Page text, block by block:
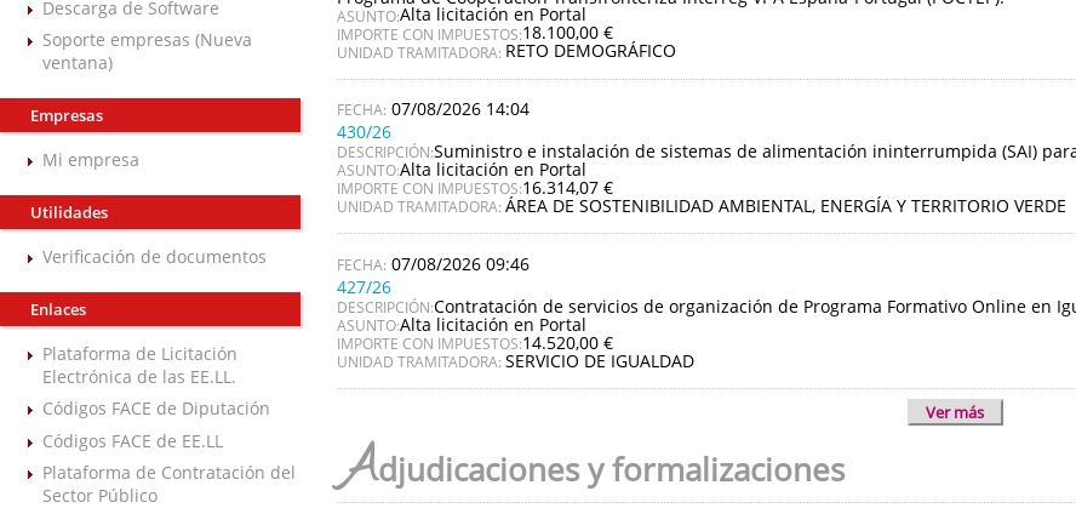
Descarga de Software
Soporte empresas (Nueva
ventana)
Empresas
Mi empresa
Utilidades
Verificación de documentos
Enlaces
Plataforma de Licitación
Electrónica de las EE.LL.
Códigos FACE de Diputación
Códigos FACE de EE.LL
Plataforma de Contratación del
Sector Público
ASUNTO:Alta licitación en Portal
IMPORTE CON IMPUESTOS:18.100,00 €
UNIDAD TRAMITADORA: RETO DEMOGRÁFICO
07/08/2026 14:04
430/26
DESCRIPCIÓN:Suministro e instalación de sistemas de alimentación ininterrumpida (SAI)
ASUNTO:Alta licitación en Portal
IMPORTE CON IMPUESTOS:16.314,07 €
UNIDAD TRAMITADORA: ÁREA DE SOSTENIBILIDAD AMBIENTAL, ENERGÍA Y TERRITORIO VERDE
07/08/2026 09:46
427/26
DESCRIPCIÓN:Contratación de servicios de organización de Programa Formativo Online en
ASUNTO:Alta licitación en Portal
IMPORTE CON IMPUESTOS:14.520,00 €
UNIDAD TRAMITADORA: SERVICIO DE IGUALDAD
Ver más
Adjudicaciones y formalizaciones